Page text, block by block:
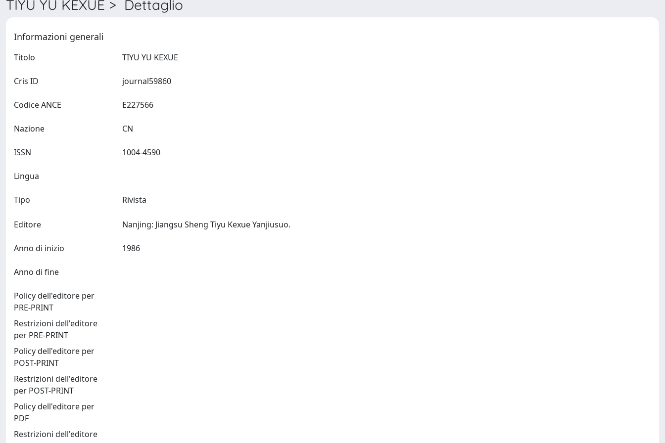
TIYU YU KEXUE > Dettaglio
Informazioni generali
Titolo
Cris ID
Codice ANCE
Nazione
ISSN
Lingua
Tipo Rivista
Editore
Anno di inizio
Anno di fine
Policy dell'editore per
PRE-PRINT
Restrizioni dell'editore
per PRE-PRINT
Policy dell'editore per
POST-PRINT
Restrizioni dell'editore
per POST-PRINT
Policy dell'editore per
PDF
Restrizioni dell'editore